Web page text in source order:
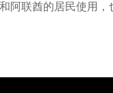
阿联酋的居民使用